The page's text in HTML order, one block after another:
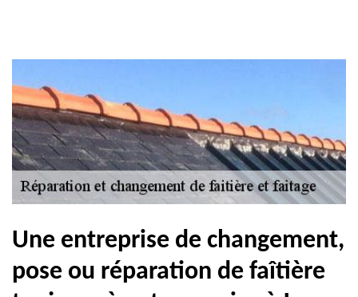
Une entreprise de changement,
pose ou réparation de faîtière